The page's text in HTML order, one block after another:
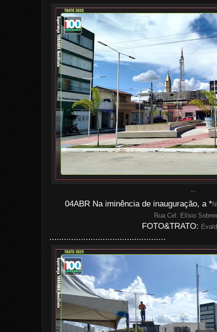
04ABR Na iminência de inauguração, a *
Rua Cel. Elísio
FOTO&TRATO:
................................................